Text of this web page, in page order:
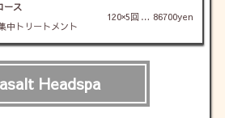
ース
中トリートメント
120×5回 … 86700yen
Headspa